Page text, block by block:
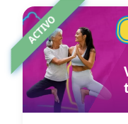
ACTIVO
Image